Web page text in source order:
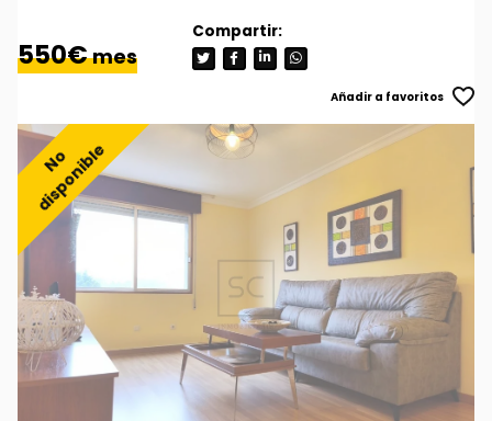
550€mes
Añadir a favoritos